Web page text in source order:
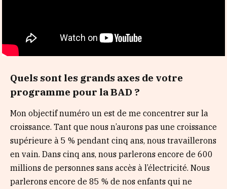
Quels sont les grands axes de votre
programme pour la BAD ?
Mon objectif numéro un est de me concentrer sur la
croissance. Tant que nous n’aurons pas une croissance
supérieure à 5 % pendant cinq ans, nous travaillerons
en vain. Dans cinq ans, nous parlerons encore de 600
millions de personnes sans accès à l’électricité. Nous
parlerons encore de 85 % de nos enfants qui ne